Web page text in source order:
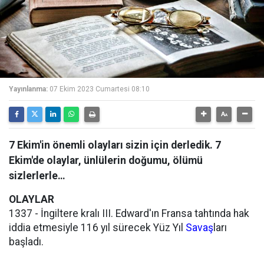
Yayınlanma: 07 Ekim 2023 Cumartesi 08:10
7 Ekim'in önemli olayları sizin için derledik. 7
Ekim'de olaylar, ünlülerin doğumu, ölümü
sizlerlerle…
OLAYLAR
1337 - İngiltere kralı III. Edward'ın Fransa tahtında hak
iddia etmesiyle 116 yıl sürecek Yüz Yıl Savaş ları
başladı.